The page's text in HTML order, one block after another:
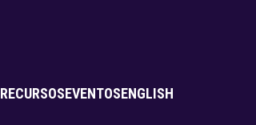
RECURSOSEVENTOSENGLISH